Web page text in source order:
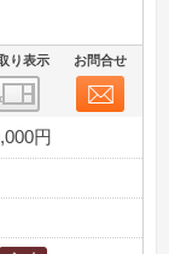
り表示 お問合せ
円